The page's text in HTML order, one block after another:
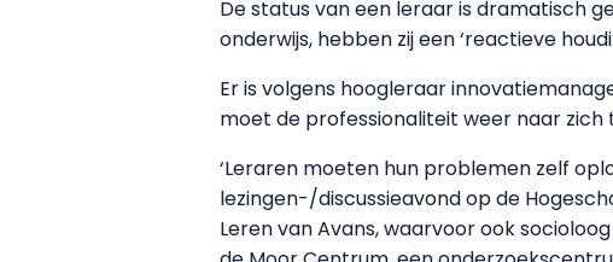
De status van een leraar is dramatisch
onderwijs, hebben zij een ‘reactieve
Er is volgens hoogleraar
moet de professionaliteit weer naar zich
‘Leraren moeten hun problemen zelf
lezingen-/discussieavond op de
Leren van Avans, waarvoor ook